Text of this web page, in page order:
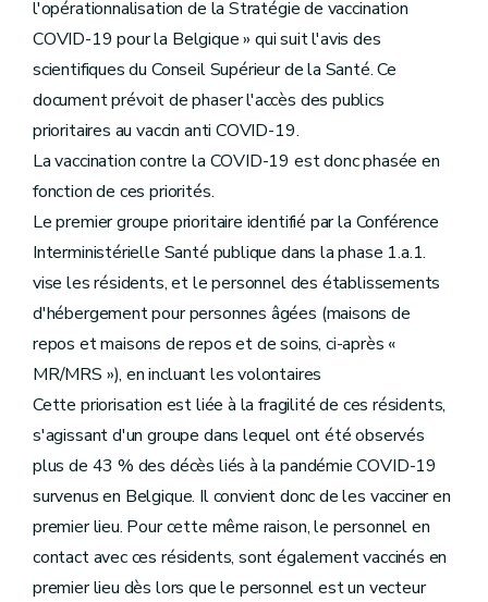
l'opérationnalisation de la Stratégie de vaccination
COVID-19 pour la Belgique » qui suit l'avis des
scientifiques du Conseil Supérieur de la Santé. Ce
document prévoit de phaser l'accès des publics
prioritaires au vaccin anti COVID-19.
La vaccination contre la COVID-19 est donc phasée en
fonction de ces priorités.
Le premier groupe prioritaire identifié par la Conférence
Interministérielle Santé publique dans la phase 1.a.1.
vise les résidents, et le personnel des établissements
d'hébergement pour personnes âgées (maisons de
repos et maisons de repos et de soins, ci-après «
MR/MRS »), en incluant les volontaires
Cette priorisation est liée à la fragilité de ces résidents,
s'agissant d'un groupe dans lequel ont été observés
plus de 43 % des décès liés à la pandémie COVID-19
survenus en Belgique. Il convient donc de les vacciner en
premier lieu. Pour cette même raison, le personnel en
contact avec ces résidents, sont également vaccinés en
premier lieu dès lors que le personnel est un vecteur